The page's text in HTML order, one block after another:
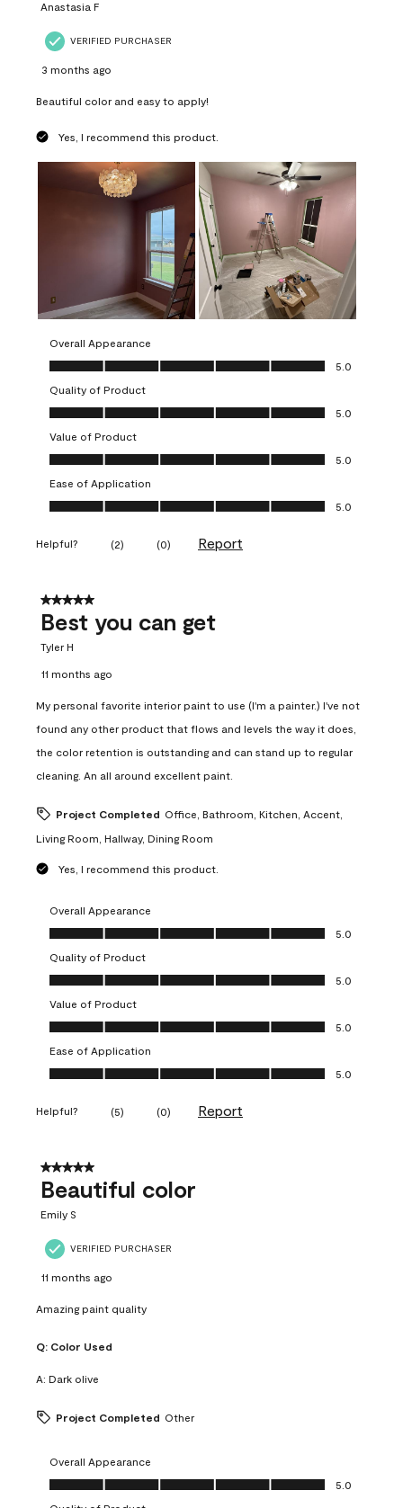
Anastasia F
VERIFIED PURCHASER
3 months ago
Beautiful color and easy to apply!
Yes, I recommend this product.
Overall Appearance
Overall Appearance, 5.0 out of 5
5.0
Quality of Product
Quality of Product, 5.0 out of 5
5.0
Value of Product
Value of Product, 5.0 out of 5
5.0
Ease of Application
Ease of Application, 5.0 out of 5
5.0
Helpful? (2) (0) Report
5 out of 5 stars.
Best you can get
Tyler H
11 months ago
My personal favorite interior paint to use (I'm a painter.) I've not
found any other product that flows and levels the way it does,
the color retention is outstanding and can stand up to regular
cleaning. An all around excellent paint.
Project Completed Office, Bathroom, Kitchen, Accent,
Living Room, Hallway, Dining Room
Yes, I recommend this product.
Overall Appearance
Overall Appearance, 5.0 out of 5
5.0
Quality of Product
Quality of Product, 5.0 out of 5
5.0
Value of Product
Value of Product, 5.0 out of 5
5.0
Ease of Application
Ease of Application, 5.0 out of 5
5.0
Helpful? (5) (0) Report
5 out of 5 stars.
Beautiful color
Emily S
VERIFIED PURCHASER
11 months ago
Amazing paint quality
Q: Color Used
A: Dark olive
Project Completed Other
Overall Appearance
Overall Appearance, 5.0 out of 5
5.0